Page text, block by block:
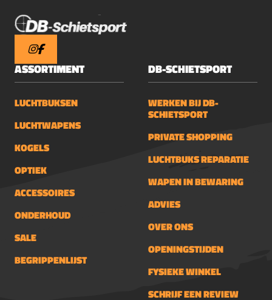
ASSORTIMENT
LUCHTBUKSEN
LUCHTWAPENS
KOGELS
OPTIEK
ACCESSOIRES
ONDERHOUD
SALE
BEGRIPPENLIJST
DB-SCHIETSPORT
WERKEN BIJ DB-
SCHIETSPORT
PRIVATE SHOPPING
LUCHTBUKS REPARATIE
WAPEN IN BEWARING
ADVIES
OVER ONS
OPENINGSTIJDEN
FYSIEKE WINKEL
SCHRIJF EEN REVIEW